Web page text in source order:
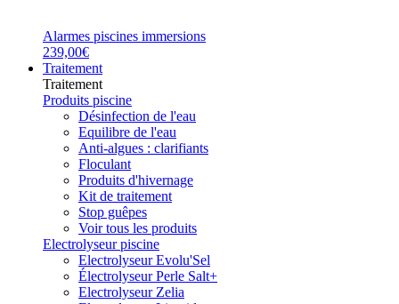
Alarmes piscines immersions
239,00€
Traitement
Traitement
Produits piscine
Désinfection de l'eau
Equilibre de l'eau
Anti-algues : clarifiants
Floculant
Produits d'hivernage
Kit de traitement
Stop guêpes
Voir tous les produits
Electrolyseur piscine
Electrolyseur Evolu'Sel
Électrolyseur Perle Salt+
Electrolyseur Zelia